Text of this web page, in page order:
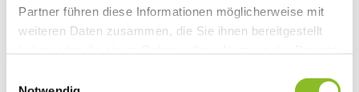
Partner führen diese Informationen möglicherweise mit
weiteren Daten zusammen, die Sie ihnen bereitgestellt